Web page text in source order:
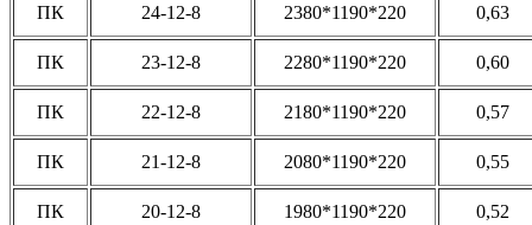
ПК 24-12-8 2380*1190*220 0,63
ПК 23-12-8 2280*1190*220 0,60
ПК 22-12-8 2180*1190*220 0,57
ПК 21-12-8 2080*1190*220 0,55
ПК 20-12-8 1980*1190*220 0,52